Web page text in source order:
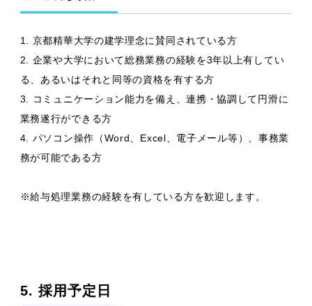
1. 京都精華大学の建学理念に賛同されている方
2. 企業や大学において総務業務の経験を3年以上有してい
る、あるいはそれと同等の資格を有する方
3. コミュニケーション能力を備え、連携・協調して円滑に
業務遂行ができる方
4. パソコン操作（Word、Excel、電子メール等）、事務業
務が可能である方
※給与処理業務の経験を有している⽅を歓迎します。
5. 採用予定日